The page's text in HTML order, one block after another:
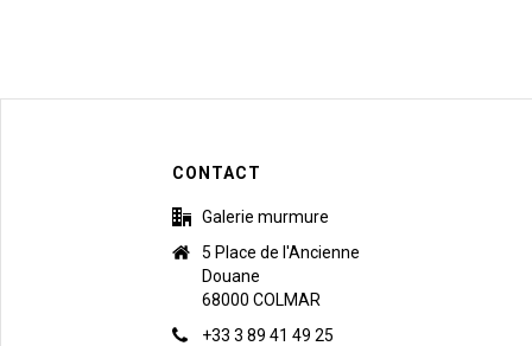
CONTACT
Galerie murmure
5 Place de l'Ancienne
Douane
68000 COLMAR
+33 3 89 41 49 25